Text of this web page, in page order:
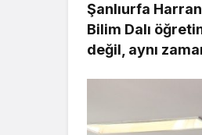
Şanlıurfa
Bilim Dalı
değil, aynı